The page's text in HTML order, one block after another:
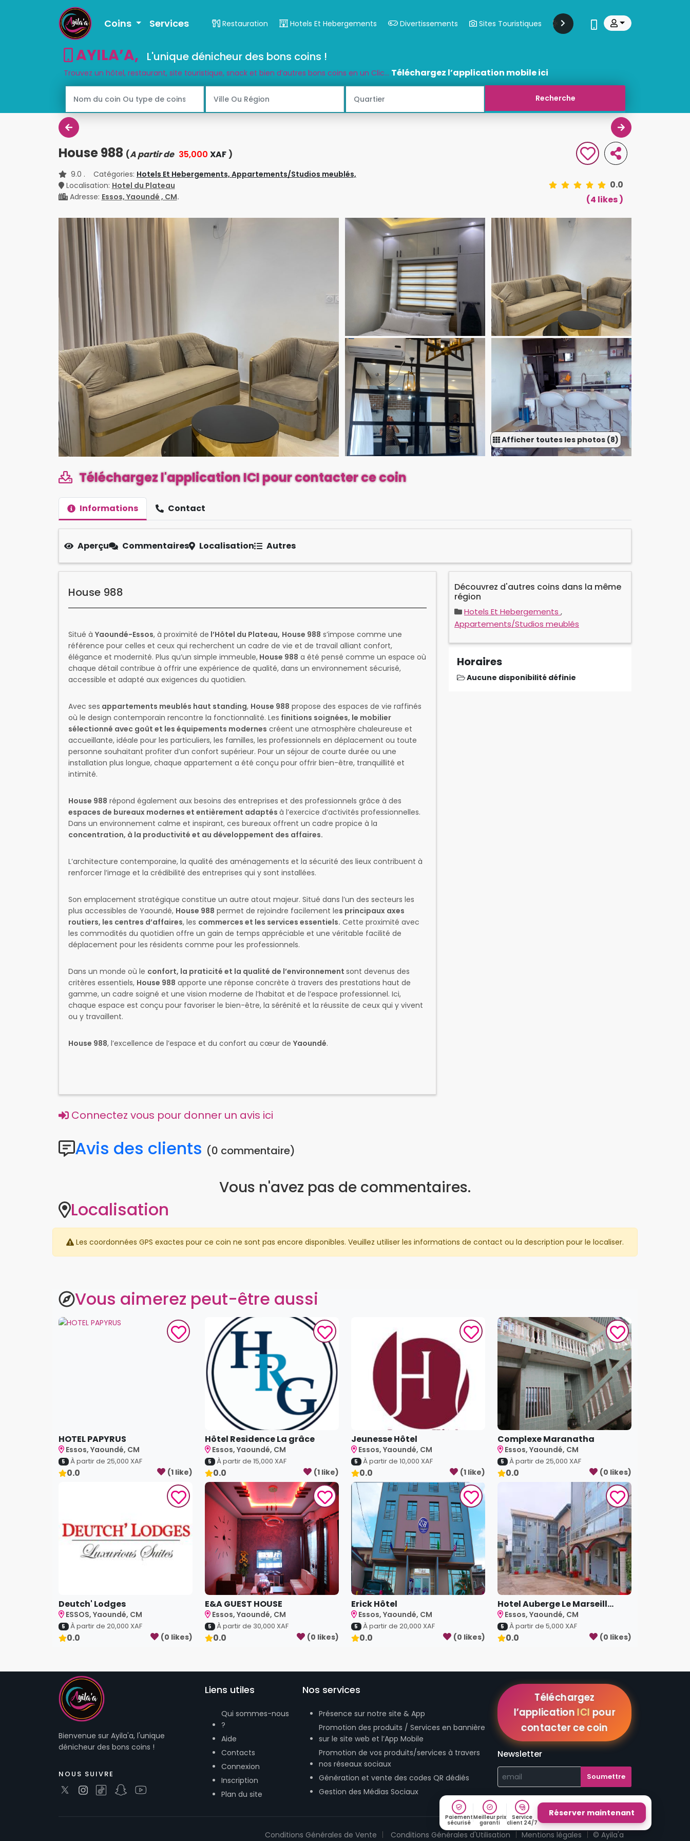
Coins Services Restauration Hotels Et Hebergements Divertissements Sites Touristiques Modes Et Beauté
AYILA’A, L'unique dénicheur des bons coins !
Trouvez un hôtel, restaurant, site touristique, snack et bien d’autres bons coins en un Clic... Téléchargez l’application mobile ici
House 988 (A partir de 35,000 XAF )
9.0 . Catégories: Hotels Et Hebergements, Appartements/Studios meublés,
Localisation: Hotel du Plateau
Adresse: Essos, Yaoundé , CM.
0.0
(4 likes )
Afficher toutes les photos (8)
Téléchargez l'application ICI pour contacter ce coin
Informations Contact
Aperçu Commentaires Localisation Autres
House 988
Situé à Yaoundé-Essos, à proximité de l’Hôtel du Plateau, House 988 s’impose comme une
référence pour celles et ceux qui recherchent un cadre de vie et de travail alliant confort,
élégance et modernité. Plus qu’un simple immeuble, House 988 a été pensé comme un espace où
chaque détail contribue à offrir une expérience de qualité, dans un environnement sécurisé,
accessible et adapté aux exigences du quotidien.
Avec ses appartements meublés haut standing, House 988 propose des espaces de vie raffinés
où le design contemporain rencontre la fonctionnalité. Les finitions soignées, le mobilier
sélectionné avec goût et les équipements modernes créent une atmosphère chaleureuse et
accueillante, idéale pour les particuliers, les familles, les professionnels en déplacement ou toute
personne souhaitant profiter d’un confort supérieur. Pour un séjour de courte durée ou une
installation plus longue, chaque appartement a été conçu pour offrir bien-être, tranquillité et
intimité.
House 988 répond également aux besoins des entreprises et des professionnels grâce à des
espaces de bureaux modernes et entièrement adaptés à l’exercice d’activités professionnelles.
Dans un environnement calme et inspirant, ces bureaux offrent un cadre propice à la
concentration, à la productivité et au développement des affaires.
L’architecture contemporaine, la qualité des aménagements et la sécurité des lieux contribuent à
renforcer l’image et la crédibilité des entreprises qui y sont installées.
Son emplacement stratégique constitue un autre atout majeur. Situé dans l’un des secteurs les
plus accessibles de Yaoundé, House 988 permet de rejoindre facilement les principaux axes
routiers, les centres d’affaires, les commerces et les services essentiels. Cette proximité avec
les commodités du quotidien offre un gain de temps appréciable et une véritable facilité de
déplacement pour les résidents comme pour les professionnels.
Dans un monde où le confort, la praticité et la qualité de l’environnement sont devenus des
critères essentiels, House 988 apporte une réponse concrète à travers des prestations haut de
gamme, un cadre soigné et une vision moderne de l’habitat et de l’espace professionnel. Ici,
chaque espace est conçu pour favoriser le bien-être, la sérénité et la réussite de ceux qui y vivent
ou y travaillent.
House 988, l’excellence de l’espace et du confort au cœur de Yaoundé.
Découvrez d'autres coins dans la même
région
Hotels Et Hebergements ,
Appartements/Studios meublés
Horaires
Aucune disponibilité définie
Connectez vous pour donner un avis ici
Avis des clients (0 commentaire)
Vous n'avez pas de commentaires.
Localisation
Les coordonnées GPS exactes pour ce coin ne sont pas encore disponibles. Veuillez utiliser les informations de contact ou la description pour le localiser.
Vous aimerez peut-être aussi
HOTEL PAPYRUS
Essos, Yaoundé, CM
5 À partir de 25,000 XAF
0.0 (1 like)
Hôtel Residence La grâce
Essos, Yaoundé, CM
5 À partir de 15,000 XAF
0.0 (1 like)
Jeunesse Hôtel
Essos, Yaoundé, CM
5 À partir de 10,000 XAF
0.0 (1 like)
Complexe Maranatha
Essos, Yaoundé, CM
5 À partir de 25,000 XAF
0.0 (0 likes)
Deutch' Lodges
ESSOS, Yaoundé, CM
5 À partir de 20,000 XAF
0.0 (0 likes)
E&A GUEST HOUSE
Essos, Yaoundé, CM
5 À partir de 30,000 XAF
0.0 (0 likes)
Erick Hôtel
Essos, Yaoundé, CM
5 À partir de 20,000 XAF
0.0 (0 likes)
Hotel Auberge Le Marseill...
Essos, Yaoundé, CM
5 À partir de 5,000 XAF
0.0 (0 likes)
Paiement
sécurisé
Meilleur prix
garanti
Service
client 24/7
Réserver maintenant
Bienvenue sur Ayila'a, l'unique
dénicheur des bons coins !
NOUS SUIVRE
Liens utiles
Qui sommes-nous
?
Aide
Contacts
Connexion
Inscription
Plan du site
Nos services
Présence sur notre site & App
Promotion des produits / Services en bannière
sur le site web et l’App Mobile
Promotion de vos produits/services à travers
nos réseaux sociaux
Génération et vente des codes QR dédiés
Gestion des Médias Sociaux
Téléchargez
l’application ICIpour
contacter ce coin
Newsletter
Conditions Générales de Vente Conditions Générales d'Utilisation Mentions légales © Ayila'a